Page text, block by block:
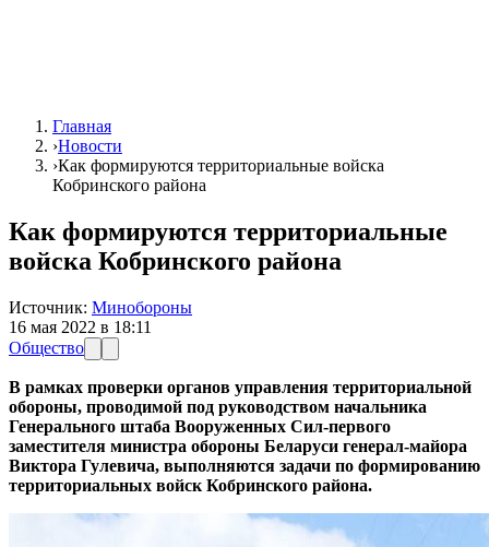
Главная
›Новости
›Как формируются территориальные войска
Кобринского района
Как формируются территориальные
войска Кобринского района
Источник: Минобороны
16 мая 2022 в 18:11
Общество
В рамках проверки органов управления территориальной
обороны, проводимой под руководством начальника
Генерального штаба Вооруженных Сил-первого
заместителя министра обороны Беларуси генерал-майора
Виктора Гулевича, выполняются задачи по формированию
территориальных войск Кобринского района.